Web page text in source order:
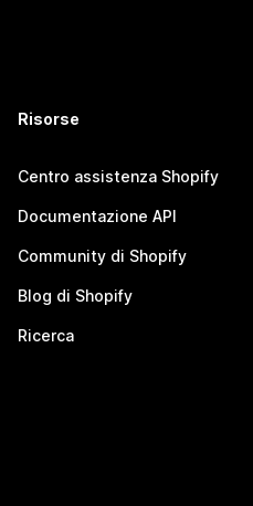
Risorse
Centro assistenza Shopify
Documentazione API
Community di Shopify
Blog di Shopify
Ricerca